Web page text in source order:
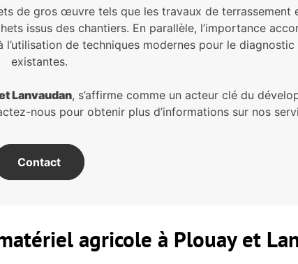
de gros œuvre tels que les travaux de terrassement
issus des chantiers. En parallèle, l’importance
de techniques modernes pour le
existantes.
Lanvaudan, s’affirme comme un acteur clé du
nous pour obtenir plus d’informations sur nos
Contact
agricole à Plouay et